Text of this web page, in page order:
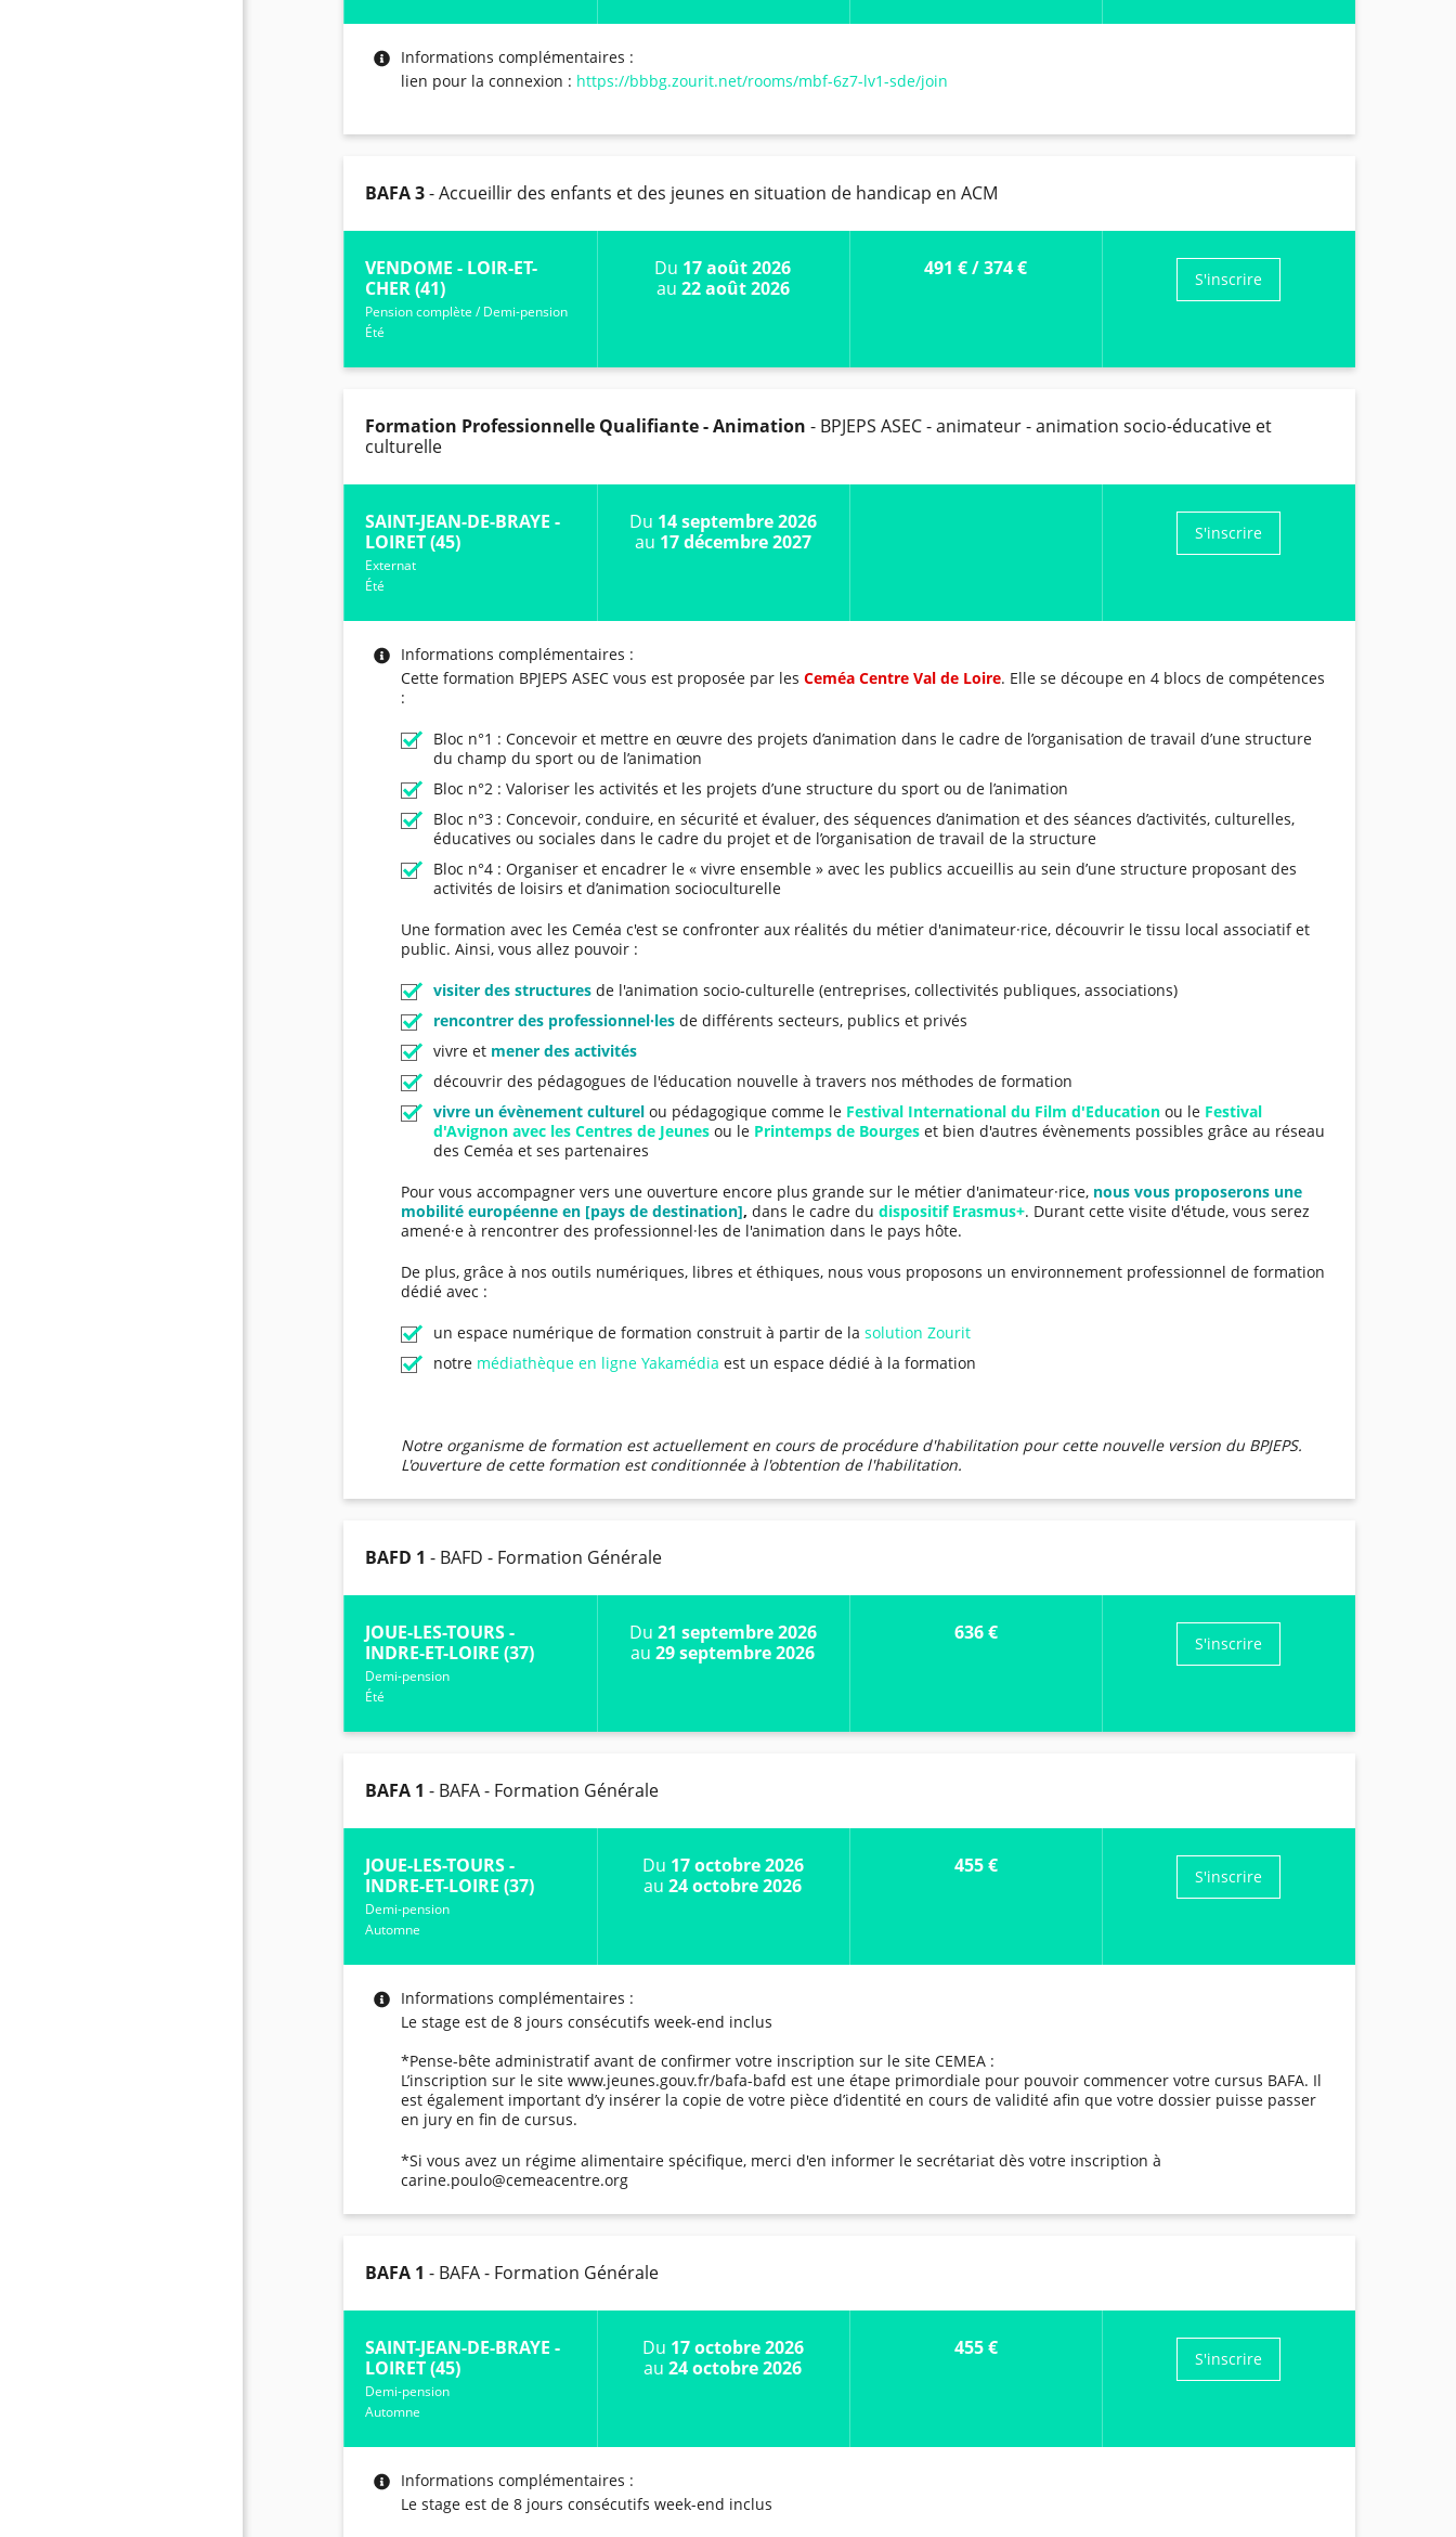
Informations complémentaires :
lien pour la connexion : https://bbbg.zourit.net/rooms/mbf-6z7-lv1-sde/join
BAFA 3- Accueillir des enfants et des jeunes en situation de handicap en ACM
VENDOME - LOIR-ET-
CHER (41)
Pension complète /Demi-pension
Été
Du 17 août 2026
au 22 août 2026
491 €/374 € S'inscrire
Formation Professionnelle Qualifiante - Animation - BPJEPS ASEC - animateur - animation socio-éducative et
culturelle
SAINT-JEAN-DE-BRAYE -
LOIRET (45)
Externat
Été
Du 14 septembre 2026
au 17 décembre 2027 S'inscrire
Informations complémentaires :
Cette formation BPJEPS ASEC vous est proposée par les Ceméa Centre Val de Loire. Elle se découpe en 4 blocs de compétences
:
Bloc n°1 : Concevoir et mettre en œuvre des projets d’animation dans le cadre de l’organisation de travail d’une structure
du champ du sport ou de l’animation
Bloc n°2 : Valoriser les activités et les projets d’une structure du sport ou de l’animation
Bloc n°3 : Concevoir, conduire, en sécurité et évaluer, des séquences d’animation et des séances d’activités, culturelles,
éducatives ou sociales dans le cadre du projet et de l’organisation de travail de la structure
Bloc n°4 : Organiser et encadrer le « vivre ensemble » avec les publics accueillis au sein d’une structure proposant des
activités de loisirs et d’animation socioculturelle
Une formation avec les Ceméa c'est se confronter aux réalités du métier d'animateur·rice, découvrir le tissu local associatif et
public. Ainsi, vous allez pouvoir :
visiter des structuresde l'animation socio-culturelle (entreprises, collectivités publiques, associations)
rencontrer des professionnel·lesde différents secteurs, publics et privés
vivre et mener des activités
découvrir des pédagogues de l'éducation nouvelle à travers nos méthodes de formation
vivre un évènement culturel ou pédagogique comme le Festival International du Film d'Educationou le Festival
d'Avignon avec les Centres de Jeunesou le Printemps de Bourgeset bien d'autres évènements possibles grâce au réseau
des Ceméa et ses partenaires
Pour vous accompagner vers une ouverture encore plus grande sur le métier d'animateur·rice, nous vous proposerons une
mobilité européenne en [pays de destination], dans le cadre du dispositif Erasmus+. Durant cette visite d'étude, vous serez
amené·e à rencontrer des professionnel·les de l'animation dans le pays hôte.
De plus, grâce à nos outils numériques, libres et éthiques, nous vous proposons un environnement professionnel de formation
dédié avec :
un espace numérique de formation construit à partir de la solution Zourit
notre médiathèque en ligne Yakamédia est un espace dédié à la formation
Notre organisme de formation est actuellement en cours de procédure d'habilitation pour cette nouvelle version du BPJEPS.
L'ouverture de cette formation est conditionnée à l'obtention de l'habilitation.
BAFD 1 - BAFD - Formation Générale
JOUE-LES-TOURS -
INDRE-ET-LOIRE (37)
Demi-pension
Été
Du 21 septembre 2026
au29 septembre 2026
636 € S'inscrire
BAFA 1 - BAFA - Formation Générale
JOUE-LES-TOURS -
INDRE-ET-LOIRE (37)
Demi-pension
Automne
Du 17 octobre 2026
au24 octobre 2026
455 € S'inscrire
Informations complémentaires :
Le stage est de 8 jours consécutifs week-end inclus
*Pense-bête administratif avant de confirmer votre inscription sur le site CEMEA :
L’inscription sur le site www.jeunes.gouv.fr/bafa-bafd est une étape primordiale pour pouvoir commencer votre cursus BAFA. Il
est également important d’y insérer la copie de votre pièce d’identité en cours de validité afin que votre dossier puisse passer
en jury en fin de cursus.
*Si vous avez un régime alimentaire spécifique, merci d'en informer le secrétariat dès votre inscription à
carine.poulo@cemeacentre.org
BAFA 1 - BAFA - Formation Générale
SAINT-JEAN-DE-BRAYE -
LOIRET (45)
Demi-pension
Automne
Du 17 octobre 2026
au24 octobre 2026
455 € S'inscrire
Informations complémentaires :
Le stage est de 8 jours consécutifs week-end inclus